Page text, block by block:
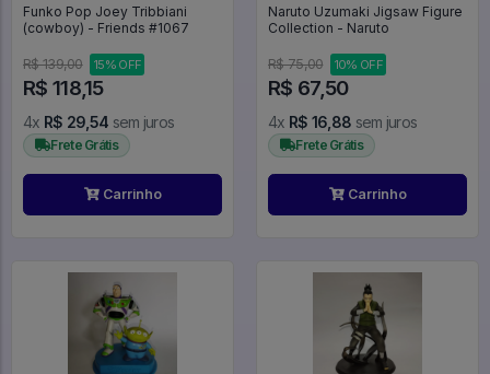
Funko Pop Joey Tribbiani
(cowboy) - Friends #1067
R$ 139,00 15% OFF
R$ 118,15
4x R$ 29,54 sem juros
Frete Grátis
Carrinho
Naruto Uzumaki Jigsaw Figure
Collection - Naruto
R$ 75,00 10% OFF
R$ 67,50
4x R$ 16,88 sem juros
Frete Grátis
Carrinho